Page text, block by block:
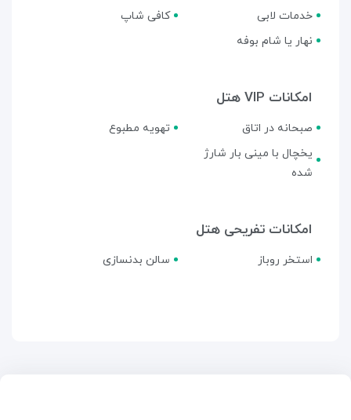
خدمات لابی
کافی شاپ
نهار یا شام بوفه
امکانات VIP هتل
صبحانه در اتاق
تهویه مطبوع
یخچال با مینی بار شارژ
شده
امکانات تفریحی هتل
استخر روباز سالن بدنسازی